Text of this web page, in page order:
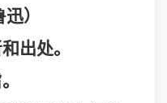
）
出处。